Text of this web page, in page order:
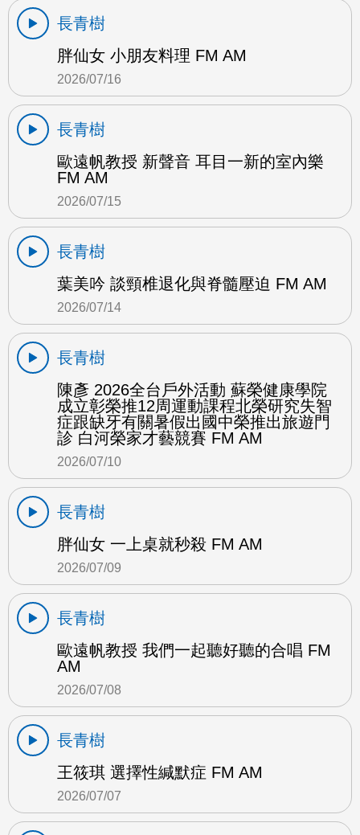
長青樹
胖仙女 小朋友料理 FM AM
2026/07/16
長青樹
歐遠帆教授 新聲音 耳目一新的室內樂
FM AM
2026/07/15
長青樹
葉美吟 談頸椎退化與脊髓壓迫 FM AM
2026/07/14
長青樹
陳彥 2026全台戶外活動 蘇榮健康學院
成立彰榮推12周運動課程北榮研究失智
症跟缺牙有關暑假出國中榮推出旅遊門
診 白河榮家才藝競賽 FM AM
2026/07/10
長青樹
胖仙女 一上桌就秒殺 FM AM
2026/07/09
長青樹
歐遠帆教授 我們一起聽好聽的合唱 FM
AM
2026/07/08
長青樹
王筱琪 選擇性緘默症 FM AM
2026/07/07